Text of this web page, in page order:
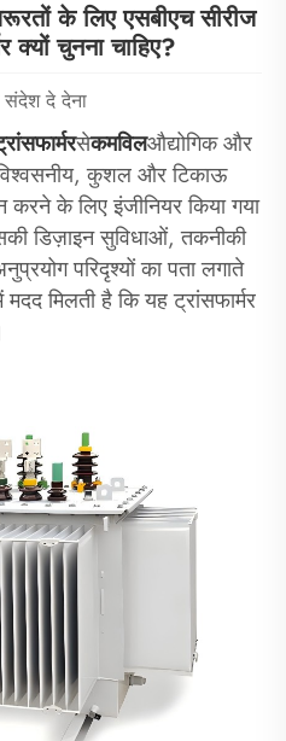
के लिए एसबीएच सीरीज
क्यों चुनना चाहिए?
दे देना
सेकमविलऔद्योगिक और
कुशल और टिकाऊ
करने के लिए इंजीनियर किया गया
डिज़ाइन सुविधाओं, तकनीकी
परिदृश्यों का पता लगाते
मिलती है कि यह ट्रांसफार्मर